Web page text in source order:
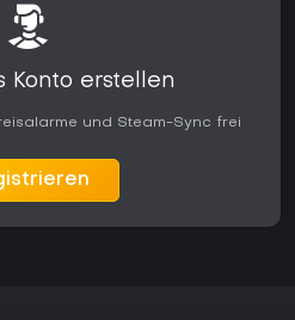
Konto erstellen
und Steam-Sync frei